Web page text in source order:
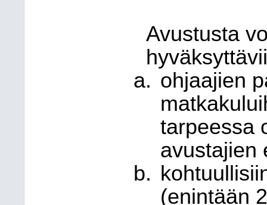
Avustusta
ohjaajien
tarpeessa
avustajien
(enintään